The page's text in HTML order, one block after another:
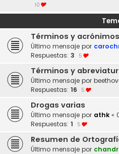
10
Términos y
Último mensaje por
Respuestas: 3 5
Términos y
Último mensaje por
Respuestas: 16 5
Drogas varias
Último mensaje por athk «
Respuestas: 1 5
Resumen de
Último mensaje por